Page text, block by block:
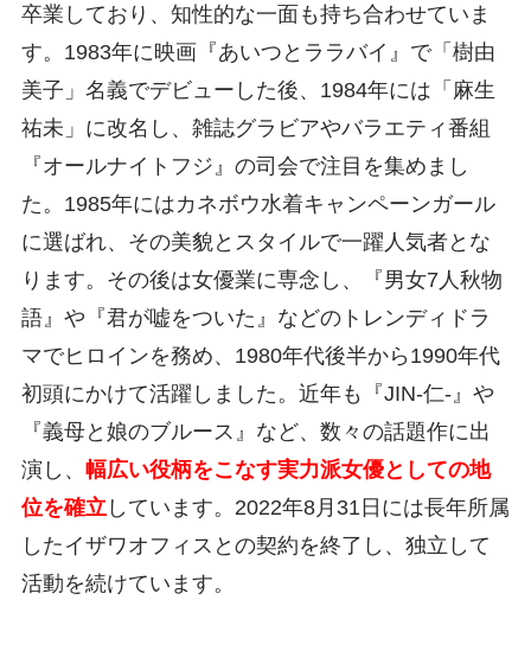
卒業しており、知性的な一面も持ち合わせていま
す。1983年に映画『あいつとララバイ』で「樹由
美子」名義でデビューした後、1984年には「麻生
祐未」に改名し、雑誌グラビアやバラエティ番組
『オールナイトフジ』の司会で注目を集めまし
た。1985年にはカネボウ水着キャンペーンガール
に選ばれ、その美貌とスタイルで一躍人気者とな
ります。その後は女優業に専念し、『男女7人秋物
語』や『君が嘘をついた』などのトレンディドラ
マでヒロインを務め、1980年代後半から1990年代
初頭にかけて活躍しました。近年も『JIN-仁-』や
『義母と娘のブルース』など、数々の話題作に出
演し、 幅広い役柄をこなす実力派女優としての地
位を確立しています。2022年8月31日には長年所属
したイザワオフィスとの契約を終了し、独立して
活動を続けています。